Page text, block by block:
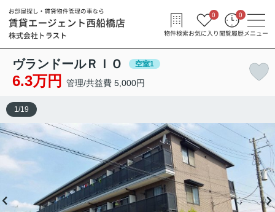
物件検索お気に入り
0
閲覧履歴
0
メニュー
ヴランドールＲＩＯ 空室1
6.3万円 管理/共益費 5,000円
1/19